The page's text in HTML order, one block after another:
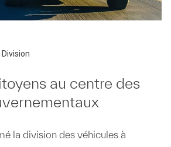
au centre des
la division des véhicules à